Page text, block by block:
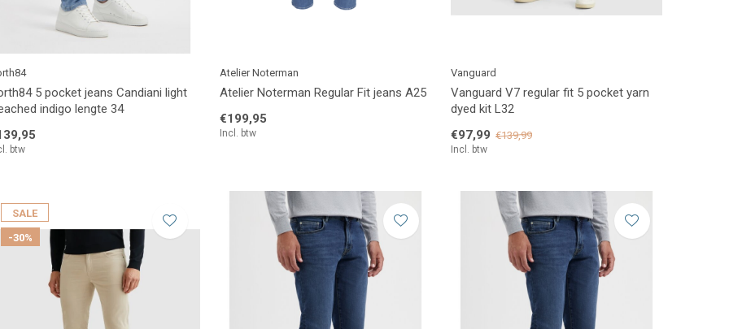
5 pocket jeans Candiani light
indigo lengte 34
btw
Atelier Noterman
Atelier Noterman Regular Fit jeans A25
€199,95
Incl. btw
Vanguard
Vanguard V7 regular fit 5 pocket yarn
dyed kit L32
€97,99 €139,99
Incl. btw
SALE
-30%